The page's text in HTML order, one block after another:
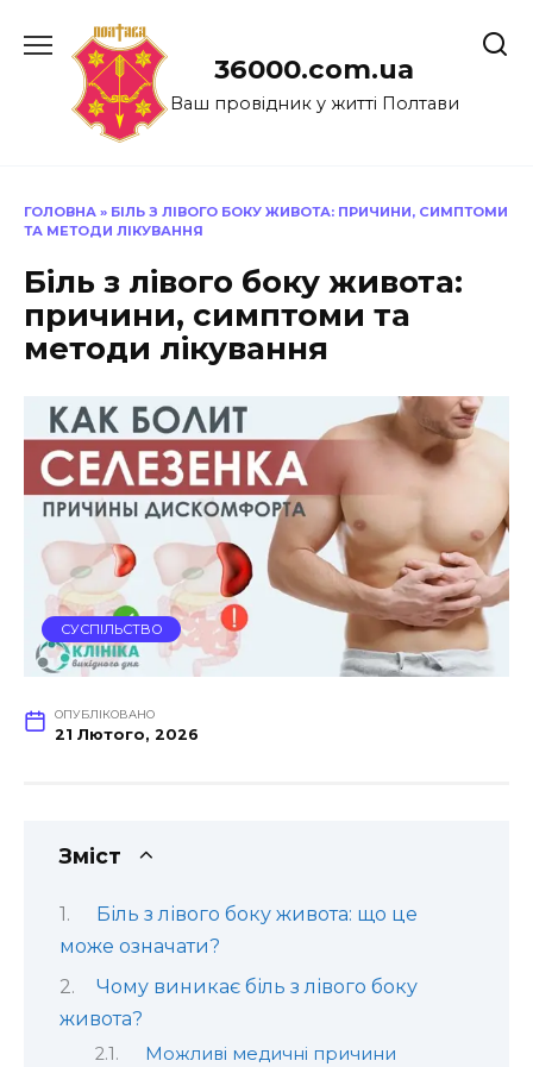
до
36000.com.ua
Ваш провідник у житті Полтави
ГОЛОВНА » БІЛЬ З ЛІВОГО БОКУ ЖИВОТА: ПРИЧИНИ, СИМПТОМИ
ТА МЕТОДИ ЛІКУВАННЯ
Біль з лівого боку живота:
причини, симптоми та
методи лікування
СУСПІЛЬСТВО
ОПУБЛІКОВАНО
21 Лютого, 2026
Зміст
Біль з лівого боку живота: що це
може означати?
Чому виникає біль з лівого боку
живота?
Можливі медичні причини